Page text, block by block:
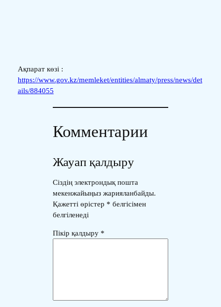
Ақпарат көзі :
https://www.gov.kz/memleket/entities/almaty/press/news/det
ails/884055
Комментарии
Жауап қалдыру
Сіздің электрондық пошта
мекенжайыңыз жарияланбайды.
Қажетті өрістер * белгісімен
белгіленеді
Пікір қалдыру *